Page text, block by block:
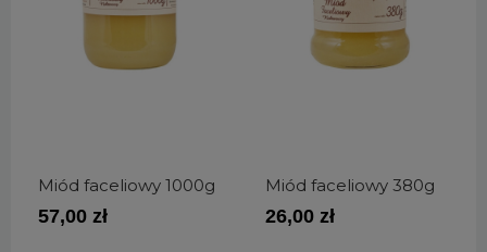
Miód faceliowy 1000g
57,00 zł
Miód faceliowy 380g
26,00 zł